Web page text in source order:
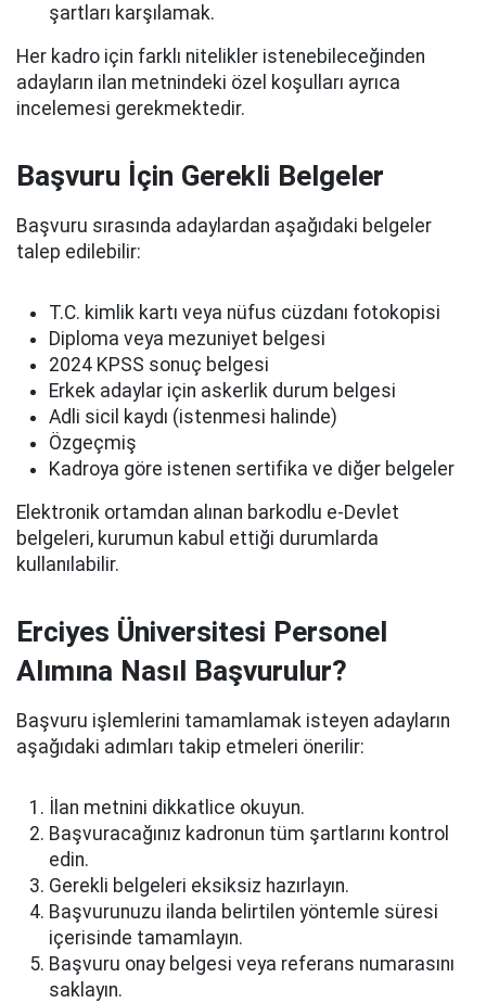
şartları karşılamak.
Her kadro için farklı nitelikler istenebileceğinden
adayların ilan metnindeki özel koşulları ayrıca
incelemesi gerekmektedir.
Başvuru İçin Gerekli Belgeler
Başvuru sırasında adaylardan aşağıdaki belgeler
talep edilebilir:
T.C. kimlik kartı veya nüfus cüzdanı fotokopisi
Diploma veya mezuniyet belgesi
2024 KPSS sonuç belgesi
Erkek adaylar için askerlik durum belgesi
Adli sicil kaydı (istenmesi halinde)
Özgeçmiş
Kadroya göre istenen sertifika ve diğer belgeler
Elektronik ortamdan alınan barkodlu e-Devlet
belgeleri, kurumun kabul ettiği durumlarda
kullanılabilir.
Erciyes Üniversitesi Personel
Alımına Nasıl Başvurulur?
Başvuru işlemlerini tamamlamak isteyen adayların
aşağıdaki adımları takip etmeleri önerilir:
İlan metnini dikkatlice okuyun.
Başvuracağınız kadronun tüm şartlarını kontrol
edin.
Gerekli belgeleri eksiksiz hazırlayın.
Başvurunuzu ilanda belirtilen yöntemle süresi
içerisinde tamamlayın.
Başvuru onay belgesi veya referans numarasını
saklayın.